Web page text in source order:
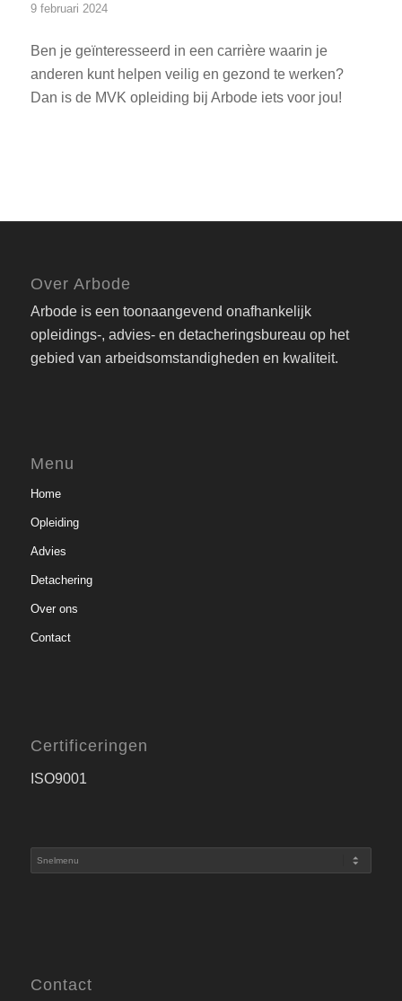
9 februari 2024
Ben je geïnteresseerd in een carrière waarin je
anderen kunt helpen veilig en gezond te werken?
Dan is de MVK opleiding bij Arbode iets voor jou!
Over Arbode
Arbode is een toonaangevend onafhankelijk
opleidings-, advies- en detacheringsbureau op het
gebied van arbeidsomstandigheden en kwaliteit.
Menu
Home
Opleiding
Advies
Detachering
Over ons
Contact
Certificeringen
ISO9001
Contact